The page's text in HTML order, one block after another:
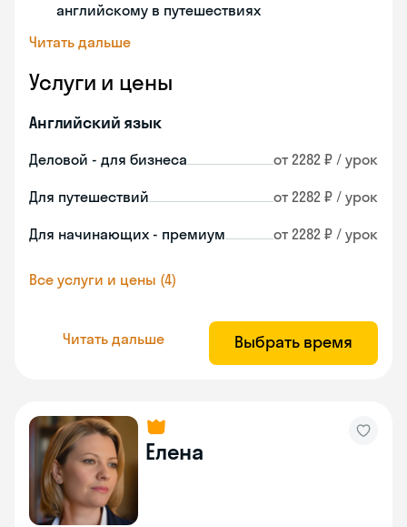
английскому в путешествиях
Читать дальше
Услуги и цены
Английский язык
Деловой - для бизнеса от 2282 ₽ / урок
Для путешествий от 2282 ₽ / урок
Для начинающих - премиум от 2282 ₽ / урок
Все услуги и цены (4)
Читать дальше Выбрать время
Елена